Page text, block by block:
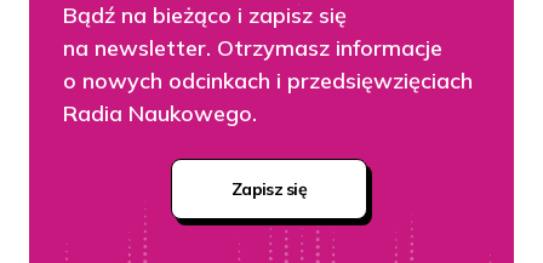
Bądź na bieżąco i zapisz się
na newsletter. Otrzymasz informacje
o nowych odcinkach i przedsięwzięciach
Radia Naukowego.
Zapisz się